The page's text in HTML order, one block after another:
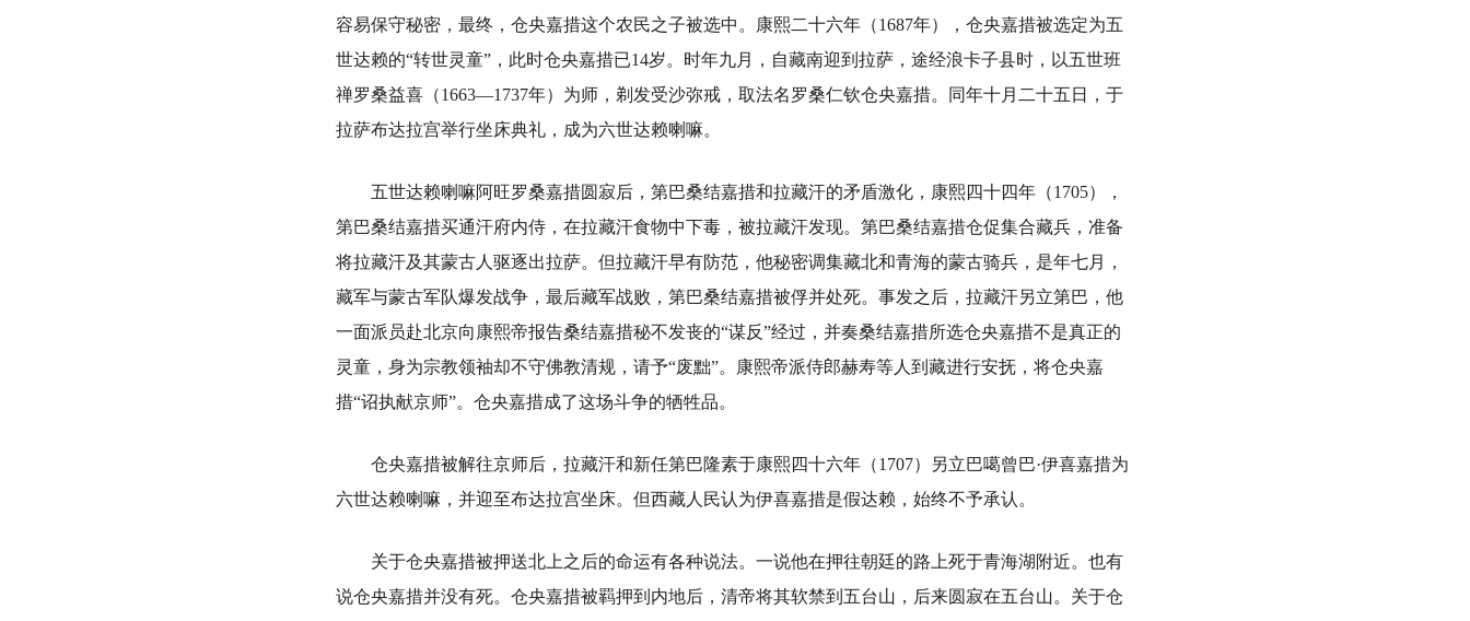
容易保守秘密，最终，仓央嘉措这个农民之子被选中。康熙二十六年（1687年），仓央嘉措被选定为五
世达赖的“转世灵童”，此时仓央嘉措已14岁。时年九月，自藏南迎到拉萨，途经浪卡子县时，以五世班
禅罗桑益喜（1663—1737年）为师，剃发受沙弥戒，取法名罗桑仁钦仓央嘉措。同年十月二十五日，于
拉萨布达拉宫举行坐床典礼，成为六世达赖喇嘛。
五世达赖喇嘛阿旺罗桑嘉措圆寂后，第巴桑结嘉措和拉藏汗的矛盾激化，康熙四十四年（1705），
第巴桑结嘉措买通汗府内侍，在拉藏汗食物中下毒，被拉藏汗发现。第巴桑结嘉措仓促集合藏兵，准备
将拉藏汗及其蒙古人驱逐出拉萨。但拉藏汗早有防范，他秘密调集藏北和青海的蒙古骑兵，是年七月，
藏军与蒙古军队爆发战争，最后藏军战败，第巴桑结嘉措被俘并处死。事发之后，拉藏汗另立第巴，他
一面派员赴北京向康熙帝报告桑结嘉措秘不发丧的“谋反”经过，并奏桑结嘉措所选仓央嘉措不是真正的
灵童，身为宗教领袖却不守佛教清规，请予“废黜”。康熙帝派侍郎赫寿等人到藏进行安抚，将仓央嘉
措“诏执献京师”。仓央嘉措成了这场斗争的牺牲品。
仓央嘉措被解往京师后，拉藏汗和新任第巴隆素于康熙四十六年（1707）另立巴噶曾巴·伊喜嘉措为
六世达赖喇嘛，并迎至布达拉宫坐床。但西藏人民认为伊喜嘉措是假达赖，始终不予承认。
关于仓央嘉措被押送北上之后的命运有各种说法。一说他在押往朝廷的路上死于青海湖附近。也有
说仓央嘉措并没有死。仓央嘉措被羁押到内地后，清帝将其软禁到五台山，后来圆寂在五台山。关于仓